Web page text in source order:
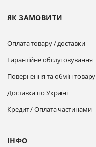
ЯК ЗАМОВИТИ
Оплата товару / доставки
Гарантійне обслуговування
Повернення та обмін товару
Доставка по Україні
Кредит / Оплата частинами
ІНФО